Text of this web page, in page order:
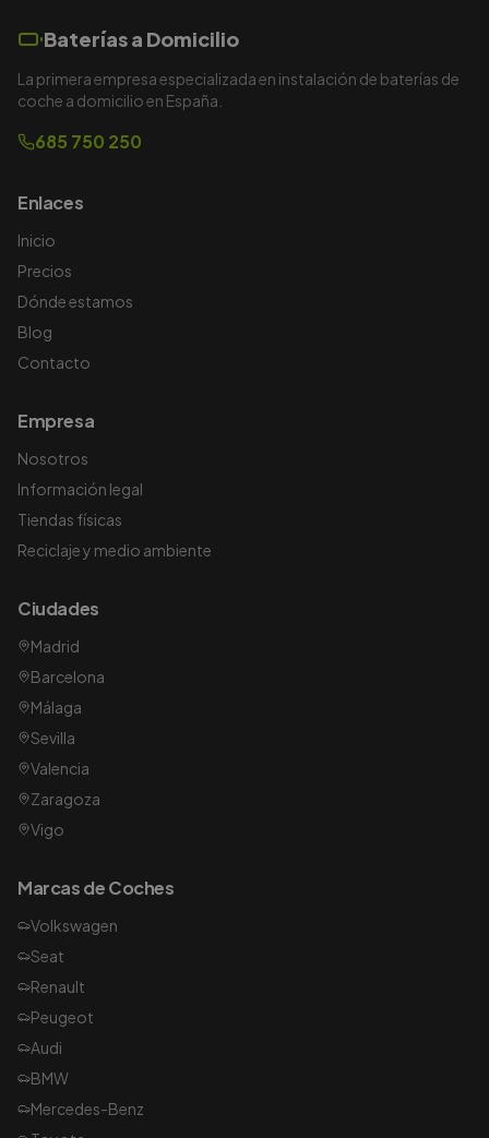
Baterías a Domicilio
La primera empresa especializada en instalación de baterías de
coche a domicilio en España.
685 750 250
Enlaces
Inicio
Precios
Dónde estamos
Blog
Contacto
Empresa
Nosotros
Información legal
Tiendas físicas
Reciclaje y medio ambiente
Ciudades
Madrid
Barcelona
Málaga
Sevilla
Valencia
Zaragoza
Vigo
Marcas de Coches
Volkswagen
Seat
Renault
Peugeot
Audi
BMW
Mercedes-Benz